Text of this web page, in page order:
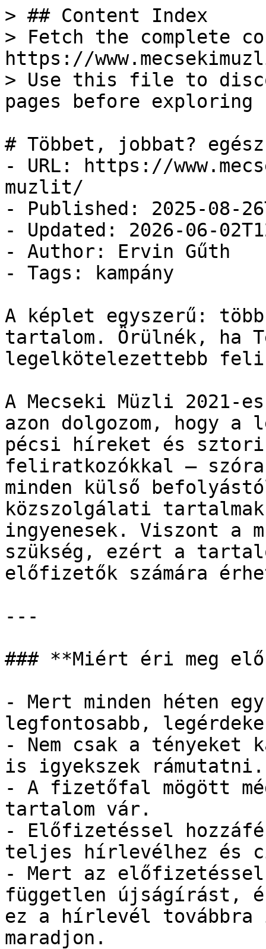
> ## Content Index
> Fetch the complete
https://
> Use this file to
pages before
# Többet, jobbat?
- URL: https://
muzlit/
- Published: 2025-08-
- Updated: 2026-06-
- Author: Ervin Gűth
- Tags: kampány
A képlet egyszerű:
tartalom. Örülnék, ha
legelkötelezettebb
A Mecseki Müzli
azon dolgozom, hogy a
pécsi híreket és
feliratkozókkal –
minden külső
közszolgálati tartalmak
ingyenesek. Viszont a
szükség, ezért a
előfizetők számára
---
### **Miért éri meg
- Mert minden héten
legfontosabb,
- Nem csak a tényeket
is igyekszek rámutatni.
- A fizetőfal mögött
tartalom vár.
- Előfizetéssel
teljes hírlevélhez és
- Mert az
független újságírást,
ez a hírlevél továbbra
maradjon.